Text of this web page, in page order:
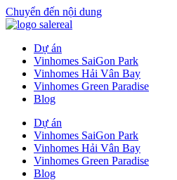
Chuyển đến nội dung
Dự án
Vinhomes SaiGon Park
Vinhomes Hải Vân Bay
Vinhomes Green Paradise
Blog
Dự án
Vinhomes SaiGon Park
Vinhomes Hải Vân Bay
Vinhomes Green Paradise
Blog